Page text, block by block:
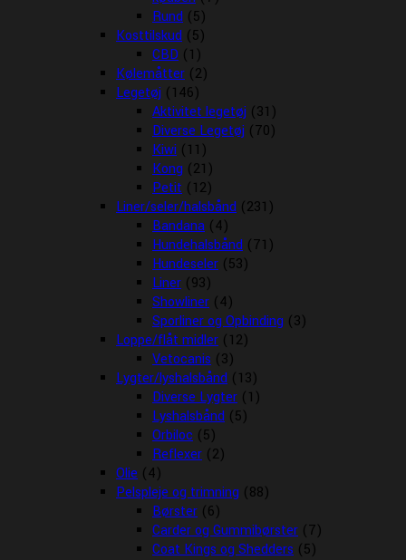
Rund (5)
Kosttilskud (5)
CBD (1)
Kølemåtter (2)
Legetøj (146)
Aktivitet legetøj (31)
Diverse Legetøj (70)
Kiwi (11)
Kong (21)
Petit (12)
Liner/seler/halsbånd (231)
Bandana (4)
Hundehalsbånd (71)
Hundeseler (53)
Liner (93)
Showliner (4)
Sporliner og Opbinding (3)
Loppe/flåt midler (12)
Vetocanis (3)
Lygter/lyshalsbånd (13)
Diverse Lygter (1)
Lyshalsbånd (5)
Orbiloc (5)
Reflexer (2)
Olie (4)
Pelspleje og trimning (88)
Børster (6)
Carder og Gummibørster (7)
Coat Kings og Shedders (5)